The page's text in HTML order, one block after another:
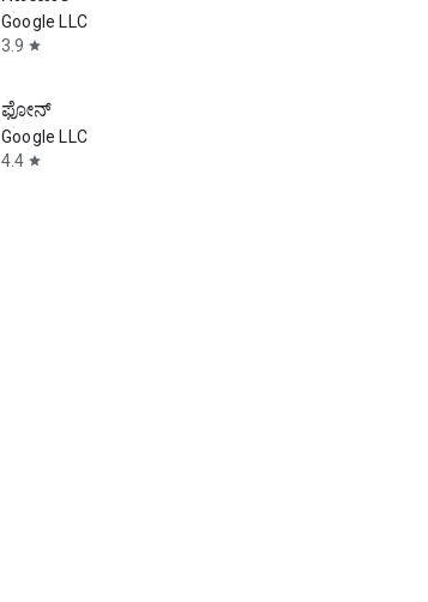
Google LLC
3.9 star
ಫೋನ್
Google LLC
4.4 star